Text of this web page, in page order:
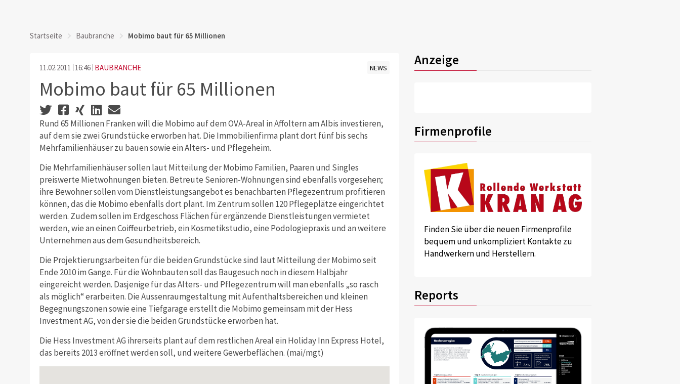
Startseite Baubranche Mobimo baut für 65 Millionen
11.02.2011 16:46 BAUBRANCHE NEWS
Mobimo baut für 65 Millionen
Rund 65 Millionen Franken will die Mobimo auf dem OVA-Areal in Affoltern am Albis investieren,
auf dem sie zwei Grundstücke erworben hat. Die Immobilienfirma plant dort fünf bis sechs
Mehrfamilienhäuser zu bauen sowie ein Alters- und Pflegeheim.
Die Mehrfamilienhäuser sollen laut Mitteilung der Mobimo Familien, Paaren und Singles
preiswerte Mietwohnungen bieten. Betreute Senioren-Wohnungen sind ebenfalls vorgesehen;
ihre Bewohner sollen vom Dienstleistungsangebot es benachbarten Pflegezentrum profitieren
können, das die Mobimo ebenfalls dort plant. Im Zentrum sollen 120 Pflegeplätze eingerichtet
werden. Zudem sollen im Erdgeschoss Flächen für ergänzende Dienstleistungen vermietet
werden, wie an einen Coiffeurbetrieb, ein Kosmetikstudio, eine Podologiepraxis und an weitere
Unternehmen aus dem Gesundheitsbereich.
Die Projektierungsarbeiten für die beiden Grundstücke sind laut Mitteilung der Mobimo seit
Ende 2010 im Gange. Für die Wohnbauten soll das Baugesuch noch in diesem Halbjahr
eingereicht werden. Dasjenige für das Alters- und Pflegezentrum will man ebenfalls „so rasch
als möglich“ erarbeiten. Die Aussenraumgestaltung mit Aufenthaltsbereichen und kleinen
Begegnungszonen sowie eine Tiefgarage erstellt die Mobimo gemeinsam mit der Hess
Investment AG, von der sie die beiden Grundstücke erworben hat.
Die Hess Investment AG ihrerseits plant auf dem restlichen Areal ein Holiday Inn Express Hotel,
das bereits 2013 eröffnet werden soll, und weitere Gewerbeflächen. (mai/mgt)
Anzeige
Firmenprofile
Finden Sie über die neuen Firmenprofile
bequem und unkompliziert Kontakte zu
Handwerkern und Herstellern.
Reports